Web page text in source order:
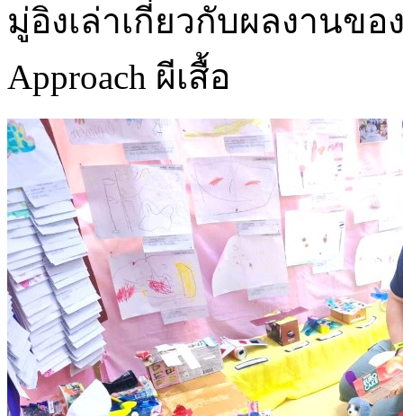
มู่อิงเล่าเกี่ยวกับผลงานขอ
Approach ผีเสื้อ